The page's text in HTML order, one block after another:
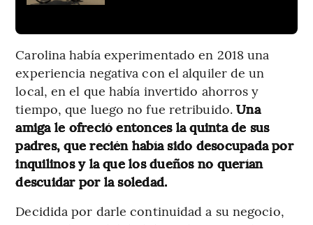
Carolina había experimentado en 2018 una
experiencia negativa con el alquiler de un
local, en el que había invertido ahorros y
tiempo, que luego no fue retribuido.Una
amiga le ofreció entonces la quinta de sus
padres, que recién había sido desocupada por
inquilinos y la que los dueños no querían
descuidar por la soledad.
Decidida por darle continuidad a su negocio,